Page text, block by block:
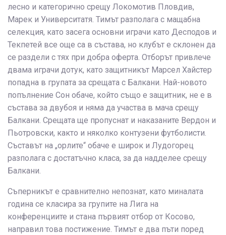
лесно и категорично срещу Локомотив Пловдив,
Марек и Университатя. Тимът разполага с мащабна
селекция, като засега основни играчи като Десподов и
Текпетей все още са в състава, но клубът е склонен да
се раздели с тях при добра оферта. Отборът привлече
двама играчи дотук, като защитникът Марсел Хайстер
попадна в групата за срещата с Балкани. Най-новото
попълнение Сон обаче, който също е защитник, не е в
състава за двубоя и няма да участва в мача срещу
Балкани. Срещата ще пропуснат и наказаните Вердон и
Пьотровски, както и няколко контузени футболисти.
Съставът на „орлите“ обаче е широк и Лудогорец
разполага с достатъчно класа, за да надделее срещу
Балкани.
Съперникът е сравнително непознат, като миналата
година се класира за групите на Лига на
конференциите и стана първият отбор от Косово,
направил това постижение. Тимът е два пъти поред